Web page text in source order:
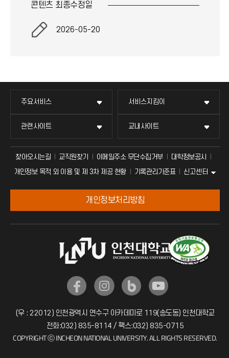
콘텐츠 최종수정일
2026-05-20
주요서비스 서비스지킴이
관련사이트 교내사이트
찾아오시는길 교직원찾기 이메일주소 무단수집거부
대학정보공시
개인정보 목적 외 이용 및 제 3차 제공 현황
기록관리기준표 신고센터
개인정보처리방침
(우 : 22012) 인천광역시 연수구 아카데미로 119(송도동) 인천대학교
전화:032) 835-8114 / 팩스:032) 835-0715
COPYRIGHT ⓒ INCHEON NATIONAL UNIVERSITY. ALL RIGHTS RESERVED.